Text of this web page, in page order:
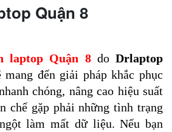
Quận 8
laptop Quận 8 do Drlaptop
đến giải pháp khắc phục
chóng, nâng cao hiệu suất
chế gặp phải những tình trạng
làm mất dữ liệu. Nếu bạn